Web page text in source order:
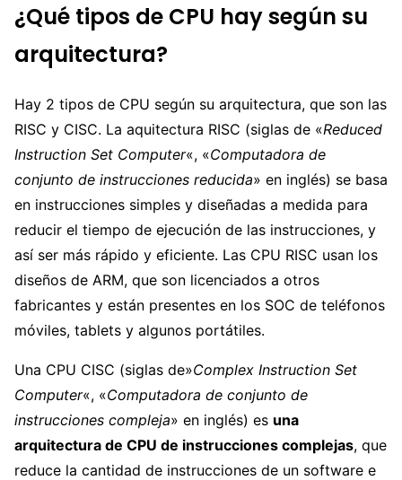
¿Qué tipos de CPU hay según su
arquitectura?
Hay 2 tipos de CPU según su arquitectura, que son las
RISC y CISC. La aquitectura RISC (siglas de «Reduced
Instruction Set Computer«, «Computadora de
conjunto de instrucciones reducida» en inglés) se basa
en instrucciones simples y diseñadas a medida para
reducir el tiempo de ejecución de las instrucciones, y
así ser más rápido y eficiente. Las CPU RISC usan los
diseños de ARM, que son licenciados a otros
fabricantes y están presentes en los SOC de teléfonos
móviles, tablets y algunos portátiles.
Una CPU CISC (siglas de»Complex Instruction Set
Computer«, «Computadora de conjunto de
instrucciones compleja» en inglés) es una
arquitectura de CPU de instrucciones complejas, que
reduce la cantidad de instrucciones de un software e